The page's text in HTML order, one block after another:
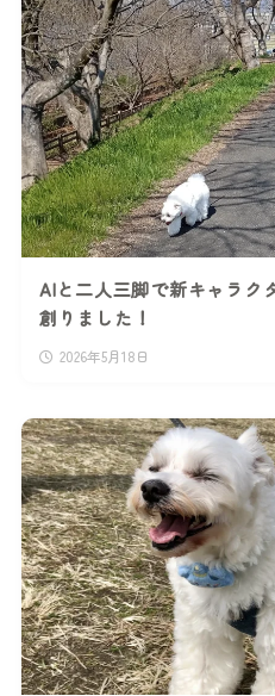
AIと二人三脚で新キャラク
創りました！
2026年5月18日